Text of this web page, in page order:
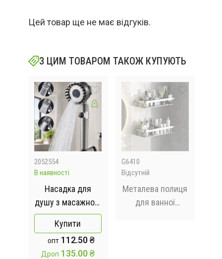
Цей товар ще не має відгуків.
З ЦИМ ТОВАРОМ ТАКОЖ КУПУЮТЬ
2052554
В наявності
Насадка для
душу з масажною
головкою та
фільтром 4
режими 360°
Купити
опт112.50 ₴
Дроп 135.00 ₴
G6410
Відсутній
Металева полиця
для ванної